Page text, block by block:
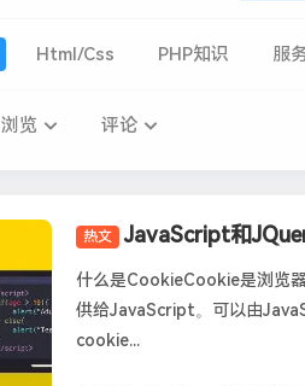
Html/Css PHP知识 服
浏览 评论
JavaScript
热文 JavaScript和
什么是CookieCookie是浏览
供给JavaScript。可以由
cookie...